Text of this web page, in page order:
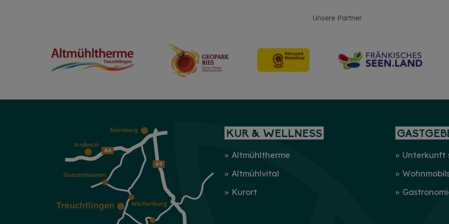
Unsere Partner
KUR & WELLNESS
Altmühltherme
Altmühlvital
Kurort
Unterkunft